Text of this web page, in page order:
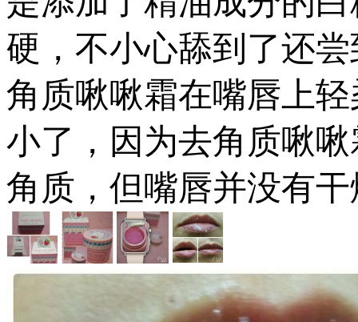
硬，不小心舔到了还
角质啾啾霜在嘴唇上
小了，因为去角质啾
角质，但嘴唇并没有